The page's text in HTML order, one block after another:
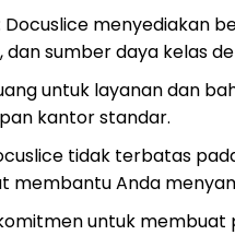
Docuslice menyediakan
sumber daya kelas
untuk layanan dan
kantor standar.
tidak terbatas
membantu Anda
untuk